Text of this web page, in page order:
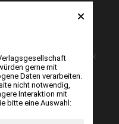
im Horst. Stiftung
Seeadler-Babyglück
gerne mit
Daten verarbeiten.
nicht notwendig,
Interaktion mit
bitte eine Auswahl: